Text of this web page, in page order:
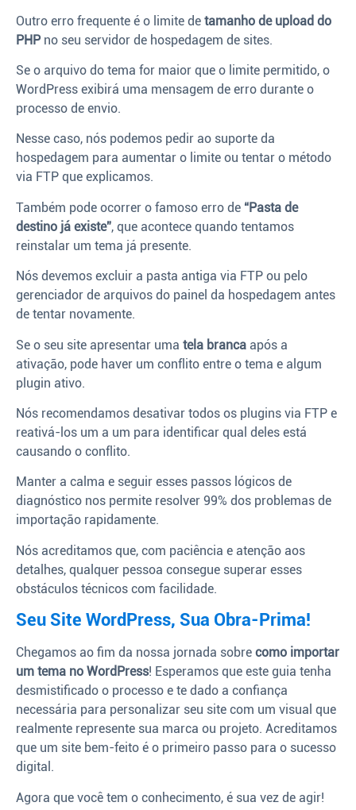
Outro erro frequente é o limite de tamanho de upload do
PHPno seu servidor de hospedagem de sites.
Se o arquivo do tema for maior que o limite permitido, o
WordPress exibirá uma mensagem de erro durante o
processo de envio.
Nesse caso, nós podemos pedir ao suporte da
hospedagem para aumentar o limite ou tentar o método
via FTP que explicamos.
Também pode ocorrer o famoso erro de “Pasta de
destino já existe”, que acontece quando tentamos
reinstalar um tema já presente.
Nós devemos excluir a pasta antiga via FTP ou pelo
gerenciador de arquivos do painel da hospedagem antes
de tentar novamente.
Se o seu site apresentar uma tela branca após a
ativação, pode haver um conflito entre o tema e algum
plugin ativo.
Nós recomendamos desativar todos os plugins via FTP e
reativá-los um a um para identificar qual deles está
causando o conflito.
Manter a calma e seguir esses passos lógicos de
diagnóstico nos permite resolver 99% dos problemas de
importação rapidamente.
Nós acreditamos que, com paciência e atenção aos
detalhes, qualquer pessoa consegue superar esses
obstáculos técnicos com facilidade.
Seu Site WordPress, Sua Obra-Prima!
Chegamos ao fim da nossa jornada sobre como importar
um tema no WordPress! Esperamos que este guia tenha
desmistificado o processo e te dado a confiança
necessária para personalizar seu site com um visual que
realmente represente sua marca ou projeto. Acreditamos
que um site bem-feito é o primeiro passo para o sucesso
digital.
Agora que você tem o conhecimento, é sua vez de agir!